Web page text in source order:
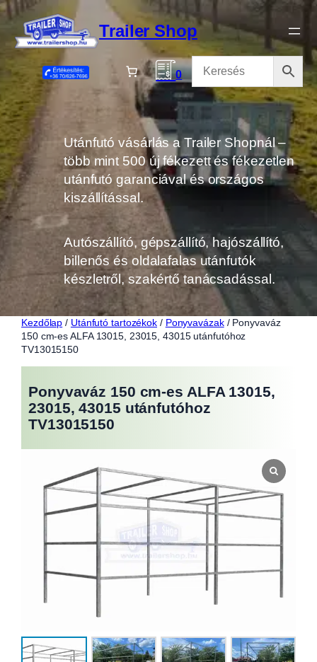
Ugrás
tartalomhoz
Trailer Shop
0
Utánfutó vásárlás a Trailer Shopnál –
több mint 500 új fékezett és fékezetlen
utánfutó garanciával és országos
kiszállítással.
Autószállító, gépszállító, hajószállító,
billenős és oldalafalas utánfutók
készletről, szakértő tanácsadással.
Kezdőlap / Utánfutó tartozékok / Ponyvavázak/ Ponyvaváz
150 cm-es ALFA 13015, 23015, 43015 utánfutóhoz
TV13015150
Ponyvaváz 150 cm-es ALFA 13015,
23015, 43015 utánfutóhoz
TV13015150